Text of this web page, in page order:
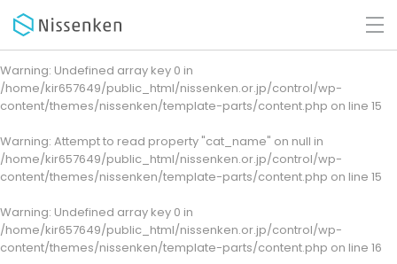
Warning: Undefined array key 0 in
/home/kir657649/public_html/nissenken.or.jp/control/wp-
content/themes/nissenken/template-parts/content.php on line 15
Warning: Attempt to read property "cat_name" on null in
/home/kir657649/public_html/nissenken.or.jp/control/wp-
content/themes/nissenken/template-parts/content.php on line 15
Warning: Undefined array key 0 in
/home/kir657649/public_html/nissenken.or.jp/control/wp-
content/themes/nissenken/template-parts/content.php on line 16